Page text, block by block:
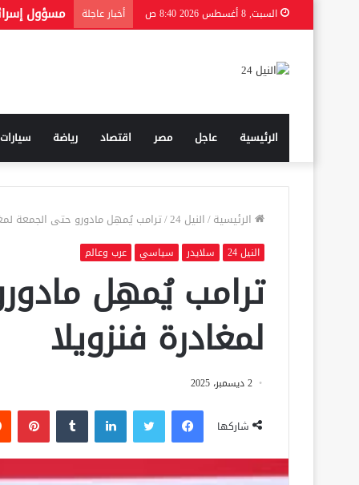
السبت, 8 أغسطس 2026 8:40 ص أخبار عاجلة
الرئيسية عاجل مصر اقتصاد رياضة سيارات
الرئيسية/النيل 24 /ترامب يُمهِل مادورو حتى الجمعة
النيل 24 سلايدر سياسي عرب وعالم
ترامب يُمهِل
لمغادرة فنزويلا
2 ديسمبر، 2025
شاركها
فيسبوك لينكدإن بينتيريست